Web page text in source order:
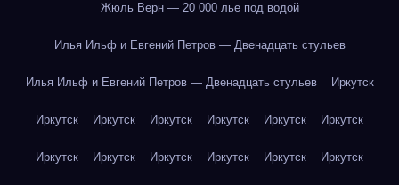
Жюль Верн — 20 000 лье под водой
Илья Ильф и Евгений Петров — Двенадцать стульев
Илья Ильф и Евгений Петров — Двенадцать стульев Иркутск
Иркутск Иркутск Иркутск Иркутск Иркутск Иркутск
Иркутск Иркутск Иркутск Иркутск Иркутск Иркутск